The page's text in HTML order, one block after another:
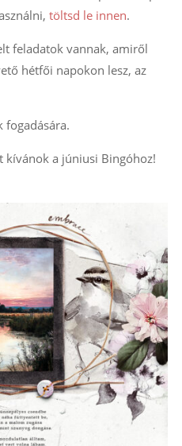
töltsd le innen.
feladatok vannak, amiről
hétfői napokon lesz, az
fogadására.
kívánok a júniusi Bingóhoz!